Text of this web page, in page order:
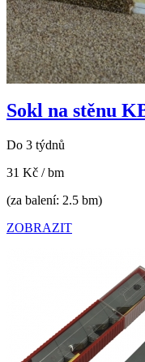
Sokl na stěnu
Do 3 týdnů
31 Kč / bm
(za balení: 2.5 bm)
ZOBRAZIT